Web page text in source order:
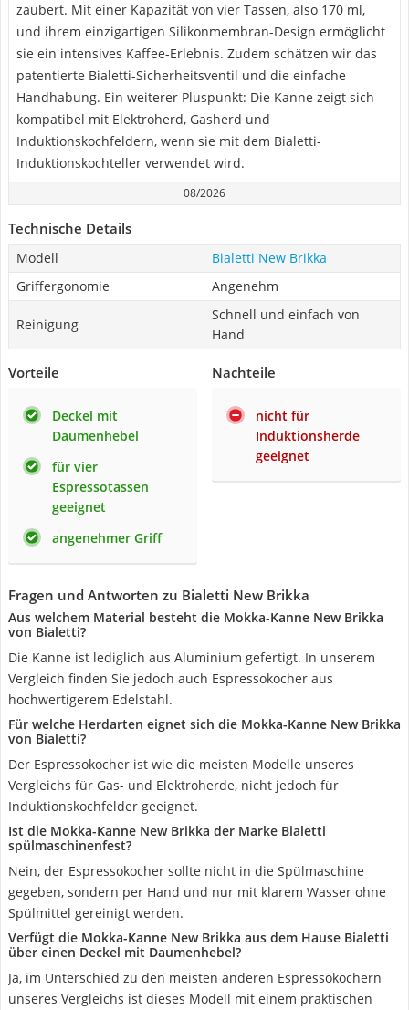
zaubert. Mit einer Kapazität von vier Tassen, also 170 ml,
und ihrem einzigartigen Silikonmembran-Design ermöglicht
sie ein intensives Kaffee-Erlebnis. Zudem schätzen wir das
patentierte Bialetti-Sicherheitsventil und die einfache
Handhabung. Ein weiterer Pluspunkt: Die Kanne zeigt sich
kompatibel mit Elektroherd, Gasherd und
Induktionskochfeldern, wenn sie mit dem Bialetti-
Induktionskochteller verwendet wird.
08/2026
Technische Details
Modell
Bialetti New Brikka
Griffergonomie
Angenehm
Reinigung
Schnell und einfach von
Hand
Vorteile
Deckel mit
Daumenhebel
für vier
Espressotassen
geeignet
angenehmer Griff
Nachteile
nicht für
Induktionsherde
geeignet
Fragen und Antworten zu Bialetti New Brikka
Aus welchem Material besteht die Mokka-Kanne New Brikka
von Bialetti?
Die Kanne ist lediglich aus Aluminium gefertigt. In unserem
Vergleich finden Sie jedoch auch Espressokocher aus
hochwertigerem Edelstahl.
Für welche Herdarten eignet sich die Mokka-Kanne New Brikka
von Bialetti?
Der Espressokocher ist wie die meisten Modelle unseres
Vergleichs für Gas- und Elektroherde, nicht jedoch für
Induktionskochfelder geeignet.
Ist die Mokka-Kanne New Brikka der Marke Bialetti
spülmaschinenfest?
Nein, der Espressokocher sollte nicht in die Spülmaschine
gegeben, sondern per Hand und nur mit klarem Wasser ohne
Spülmittel gereinigt werden.
Verfügt die Mokka-Kanne New Brikka aus dem Hause Bialetti
über einen Deckel mit Daumenhebel?
Ja, im Unterschied zu den meisten anderen Espressokochern
unseres Vergleichs ist dieses Modell mit einem praktischen